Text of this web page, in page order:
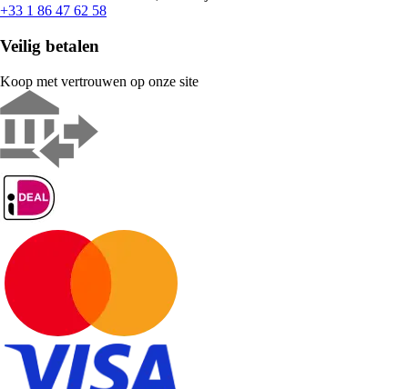
+33 1 86 47 62 58
Veilig betalen
Koop met vertrouwen op onze site